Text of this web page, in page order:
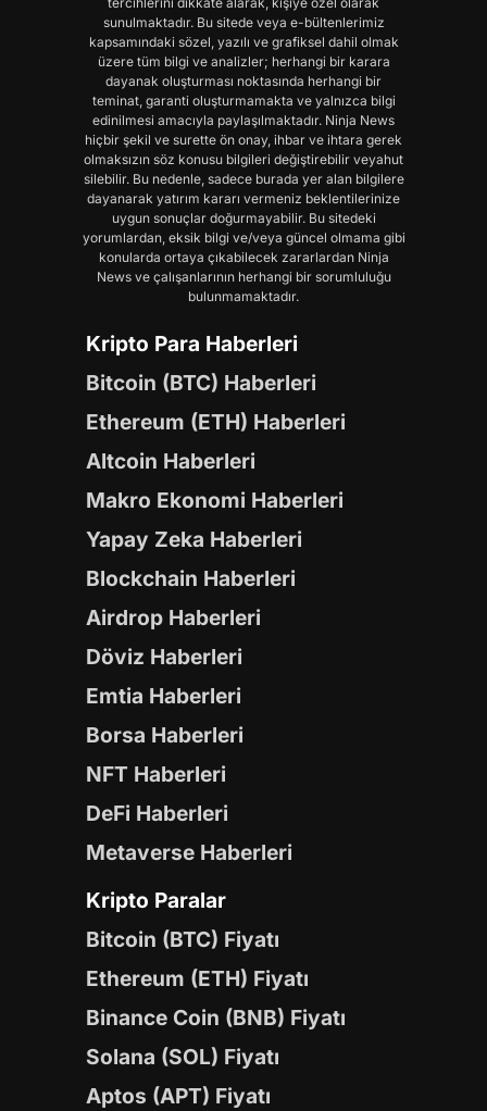
sunulmaktadır. Bu sitede veya e-bültenlerimiz
kapsamındaki sözel, yazılı ve grafiksel dahil olmak
üzere tüm bilgi ve analizler; herhangi bir karara
dayanak oluşturması noktasında herhangi bir
teminat, garanti oluşturmamakta ve yalnızca bilgi
edinilmesi amacıyla paylaşılmaktadır. Ninja News
hiçbir şekil ve surette ön onay, ihbar ve ihtara gerek
olmaksızın söz konusu bilgileri değiştirebilir veyahut
silebilir. Bu nedenle, sadece burada yer alan bilgilere
dayanarak yatırım kararı vermeniz beklentilerinize
uygun sonuçlar doğurmayabilir. Bu sitedeki
yorumlardan, eksik bilgi ve/veya güncel olmama gibi
konularda ortaya çıkabilecek zararlardan Ninja
News ve çalışanlarının herhangi bir sorumluluğu
bulunmamaktadır.
Kripto Para Haberleri
Bitcoin (BTC) Haberleri
Ethereum (ETH) Haberleri
Altcoin Haberleri
Makro Ekonomi Haberleri
Yapay Zeka Haberleri
Blockchain Haberleri
Airdrop Haberleri
Döviz Haberleri
Emtia Haberleri
Borsa Haberleri
NFT Haberleri
DeFi Haberleri
Metaverse Haberleri
Kripto Paralar
Bitcoin (BTC) Fiyatı
Ethereum (ETH) Fiyatı
Binance Coin (BNB) Fiyatı
Solana (SOL) Fiyatı
Aptos (APT) Fiyatı